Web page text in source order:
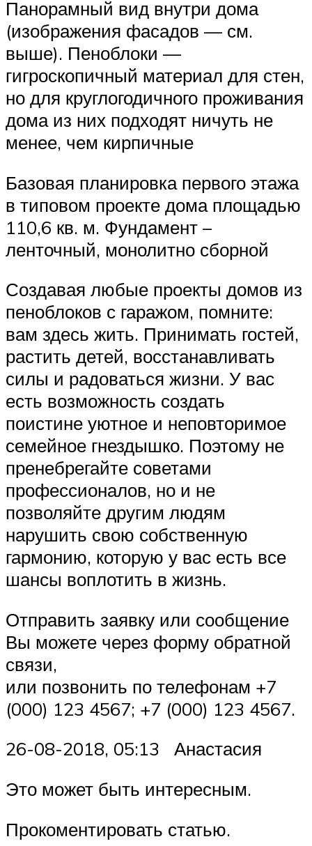
Панорамный вид внутри дома
(изображения фасадов — см.
выше). Пеноблоки —
гигроскопичный материал для стен,
но для круглогодичного проживания
дома из них подходят ничуть не
менее, чем кирпичные
Базовая планировка первого этажа
в типовом проекте дома площадью
110,6 кв. м. Фундамент –
ленточный, монолитно сборной
Создавая любые проекты домов из
пеноблоков с гаражом, помните:
вам здесь жить. Принимать гостей,
растить детей, восстанавливать
силы и радоваться жизни. У вас
есть возможность создать
поистине уютное и неповторимое
семейное гнездышко. Поэтому не
пренебрегайте советами
профессионалов, но и не
позволяйте другим людям
нарушить свою собственную
гармонию, которую у вас есть все
шансы воплотить в жизнь.
Отправить заявку или сообщение
Вы можете через форму обратной
связи,
или позвонить по телефонам +7
(000) 123 4567; +7 (000) 123 4567.
26-08-2018, 05:13 Анастасия
Это может быть интересным.
Прокоментировать статью.